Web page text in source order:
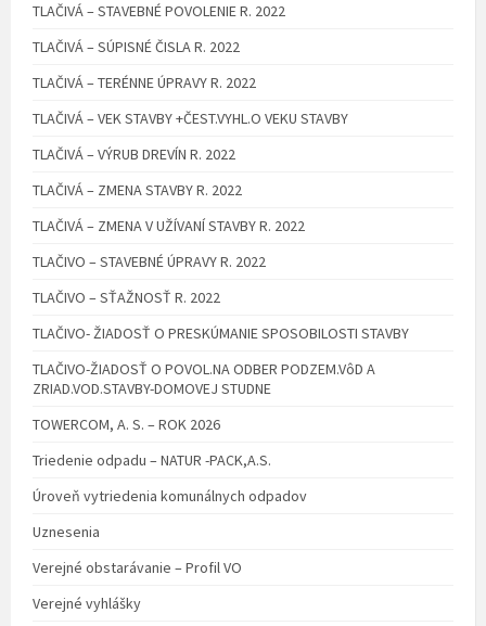
TLAČIVÁ – STAVEBNÉ POVOLENIE R. 2022
TLAČIVÁ – SÚPISNÉ ČISLA R. 2022
TLAČIVÁ – TERÉNNE ÚPRAVY R. 2022
TLAČIVÁ – VEK STAVBY +ČEST.VYHL.O VEKU STAVBY
TLAČIVÁ – VÝRUB DREVÍN R. 2022
TLAČIVÁ – ZMENA STAVBY R. 2022
TLAČIVÁ – ZMENA V UŽÍVANÍ STAVBY R. 2022
TLAČIVO – STAVEBNÉ ÚPRAVY R. 2022
TLAČIVO – SŤAŽNOSŤ R. 2022
TLAČIVO- ŽIADOSŤ O PRESKÚMANIE SPOSOBILOSTI STAVBY
TLAČIVO-ŽIADOSŤ O POVOL.NA ODBER PODZEM.VôD A
ZRIAD.VOD.STAVBY-DOMOVEJ STUDNE
TOWERCOM, A. S. – ROK 2026
Triedenie odpadu – NATUR -PACK,A.S.
Úroveň vytriedenia komunálnych odpadov
Uznesenia
Verejné obstarávanie – Profil VO
Verejné vyhlášky